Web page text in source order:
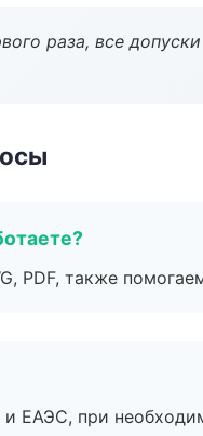
раза, все
PDF, также
ЕАЭС, при